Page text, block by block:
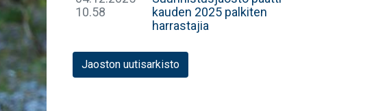
10.58
kauden 2025 palkiten
harrastajia
Jaoston uutisarkisto